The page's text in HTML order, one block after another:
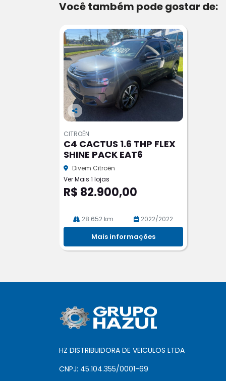
Você também pode gostar de:
Co
pa
rtil
he
CITROËN
C4 CACTUS 1.6 THP FLEX
SHINE PACK EAT6
Divem Citroën
Ver Mais 1 lojas
R$ 82.900,00
28.652 km 2022/2022
Mais informações
HZ DISTRIBUIDORA DE VEICULOS LTDA
CNPJ: 45.104.355/0001-69